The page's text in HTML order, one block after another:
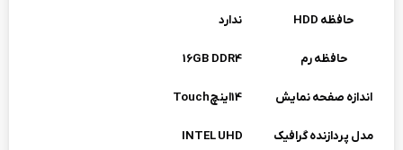
حافظه HDD ندارد
حافظه رم
اندازه صفحه نمایش
مدل پردازنده گرافیک INTEL UHD